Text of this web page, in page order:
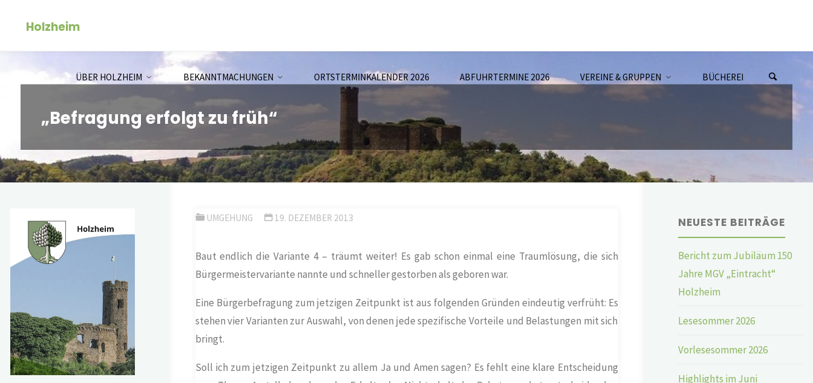
Holzheim
ÜBER HOLZHEIM BEKANNTMACHUNGEN ORTSTERMINKALENDER 2026 ABFUHRTERMINE 2026 VEREINE & GRUPPEN BÜCHEREI
„Befragung erfolgt zu früh“
UMGEHUNG 19. DEZEMBER 2013
Baut endlich die Variante 4 – träumt weiter! Es gab schon einmal eine Traumlösung, die sich
Bürgermeistervariante nannte und schneller gestorben als geboren war.
Eine Bürgerbefragung zum jetzigen Zeitpunkt ist aus folgenden Gründen eindeutig verfrüht: Es
stehen vier Varianten zur Auswahl, von denen jede spezifische Vorteile und Belastungen mit sich
bringt.
Soll ich zum jetzigen Zeitpunkt zu allem Ja und Amen sagen? Es fehlt eine klare Entscheidung
NEUESTE BEITRÄGE
Bericht zum Jubiläum 150
Jahre MGV „Eintracht“
Holzheim
Lesesommer 2026
Vorlesesommer 2026
Highlights im Juni